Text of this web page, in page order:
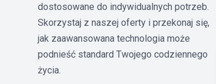
dostosowane do indywidualnych potrzeb.
Skorzystaj z naszej oferty i przekonaj się,
jak zaawansowana technologia może
podnieść standard Twojego codziennego
życia.